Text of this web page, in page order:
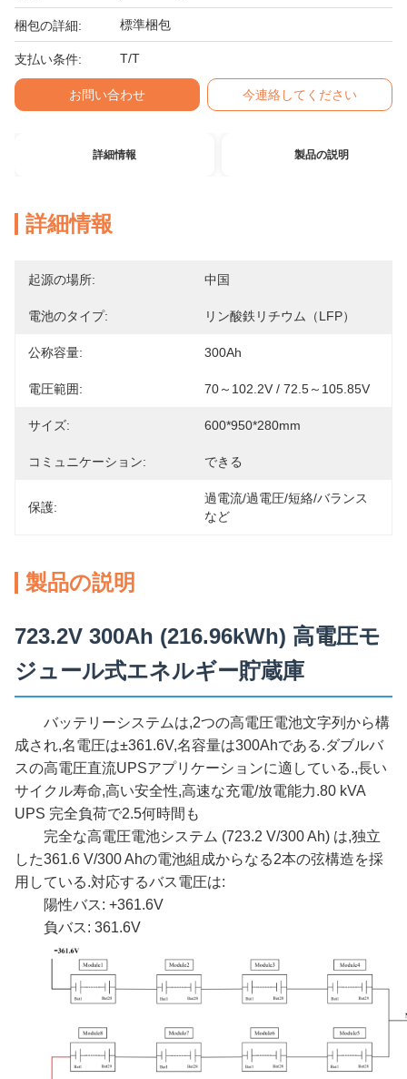
梱包の詳細: 標準梱包
支払い条件: T/T
お問い合わせ 今連絡してください
詳細情報 製品の説明
詳細情報
起源の場所: 中国
電池のタイプ: リン酸鉄リチウム（LFP）
公称容量: 300Ah
電圧範囲: 70～102.2V / 72.5～105.85V
サイズ: 600*950*280mm
コミュニケーション: できる
保護:
過電流/過電圧/短絡/バランス
など
製品の説明
723.2V 300Ah (216.96kWh) 高電圧モ
ジュール式エネルギー貯蔵庫
バッテリーシステムは,2つの高電圧電池文字列から構
成され,名電圧は±361.6V,名容量は300Ahである.ダブルバ
スの高電圧直流UPSアプリケーションに適している.,長い
サイクル寿命,高い安全性,高速な充電/放電能力.80 kVA
UPS 完全負荷で2.5何時間も
完全な高電圧電池システム (723.2 V/300 Ah) は,独立
した361.6 V/300 Ahの電池組成からなる2本の弦構造を採
用している.対応するバス電圧は:
陽性バス: +361.6V
負バス: 361.6V